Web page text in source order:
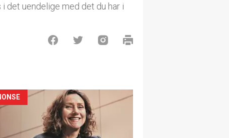
det uendelige med det du har i